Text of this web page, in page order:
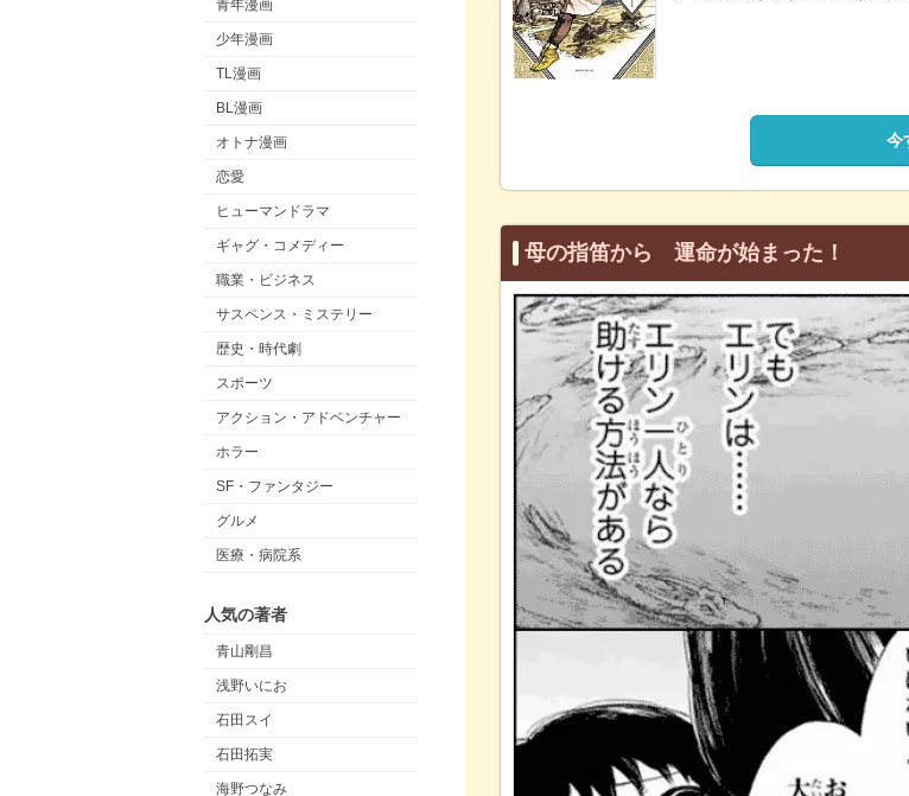
青年漫画
少年漫画
TL漫画
BL漫画
オトナ漫画
恋愛
ヒューマンドラマ
ギャグ・コメディー
職業・ビジネス
サスペンス・ミステリー
歴史・時代劇
スポーツ
アクション・アドベンチャー
ホラー
SF・ファンタジー
グルメ
医療・病院系
人気の著者
青山剛昌
浅野いにお
石田スイ
石田拓実
海野つなみ
今
母の指笛から 運命が始まった！